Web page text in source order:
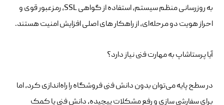
به‌ روزرسانی منظم سیستم، استفاده از گواهی SSL، رمزعبور قوی و
احراز هویت دو مرحله‌ای، از راهکار های اصلی افزایش امنیت هستند.
آیا پرستاشاپ به مهارت فنی نیاز دارد؟
در سطح پایه می‌توان بدون دانش فنی فروشگاه را راه‌اندازی کرد، اما
برای سفارشی‌ سازی و رفع مشکلات پیچیده، دانش فنی یا کمک